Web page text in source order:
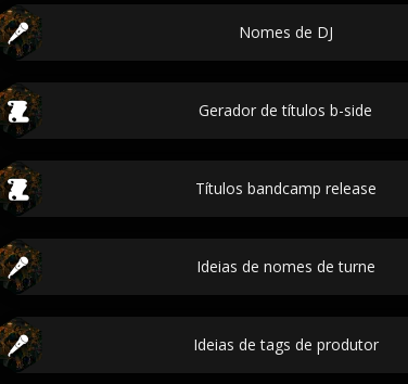
Nomes de DJ
Gerador de títulos b-side
Títulos bandcamp release
Ideias de nomes de turne
Ideias de tags de produtor